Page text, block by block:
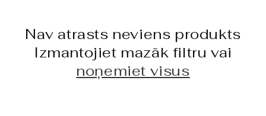
i
j
a
Nav atrasts neviens produkts
Izmantojiet mazāk filtru vai
noņemiet visus